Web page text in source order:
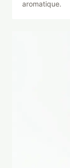
aromatique.